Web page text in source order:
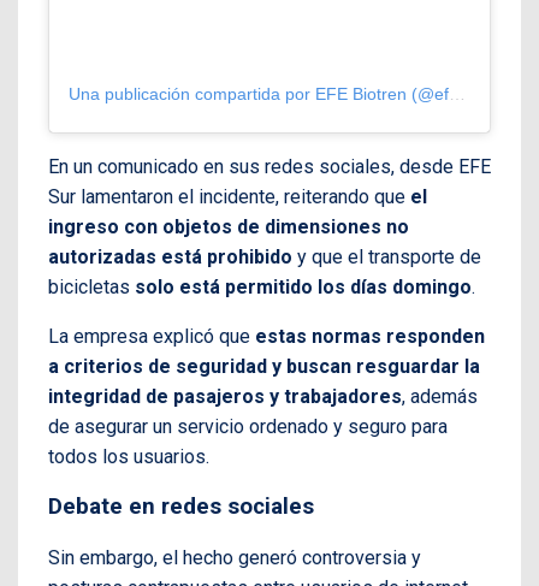
Una publicación compartida por EFE Biotren (@efe_biotren)
En un comunicado en sus redes sociales, desde EFE
Sur lamentaron el incidente, reiterando que el
ingreso con objetos de dimensiones no
autorizadas está prohibido y que el transporte de
bicicletas solo está permitido los días domingo.
La empresa explicó que estas normas responden
a criterios de seguridad y buscan resguardar la
integridad de pasajeros y trabajadores, además
de asegurar un servicio ordenado y seguro para
todos los usuarios.
Debate en redes sociales
Sin embargo, el hecho generó controversia y